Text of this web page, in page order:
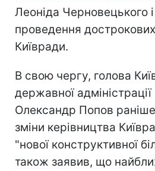
Леоніда Черновецького
проведення
Київради.
В свою чергу, голова
державної
Олександр Попов
зміни керівництва
"нової конструктивної
також заявив, що